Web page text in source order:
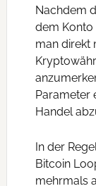
Nachdem
dem Konto
man direkt
Parameter
Handel
In der
Bitcoin
mehrmals